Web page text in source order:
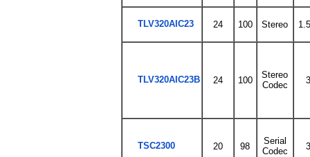
TLV320AIC23 24 100 Stereo
TLV320AIC23B 24 100
Stereo
Codec
TSC2300 20 98
Serial
Codec